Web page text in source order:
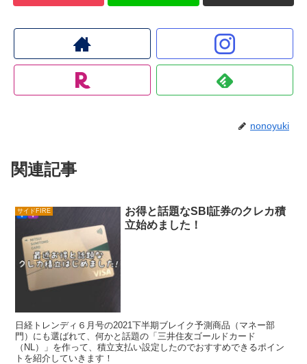
nonoyuki
関連記事
サイドFIRE
お得と話題なSBI証券のクレカ積
立始めました！
日経トレンディ６月号の2021下半期ブレイク予測商品（マネー部
門）にも選ばれて、何かと話題の「三井住友ゴールドカード
（NL）」を作って、積立支払い設定したのでおすすめできるポイン
トを紹介していきます！